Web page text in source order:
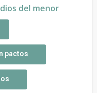
del menor
pactos